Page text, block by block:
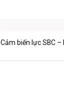
Cảm biến lực SBC